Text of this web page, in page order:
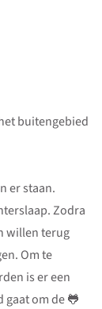
buitengebied
er staan.
Zodra
willen terug
Om te
is er een
gaat om de 🐸